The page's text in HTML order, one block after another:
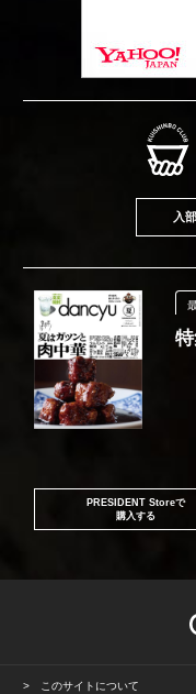
入
PRESIDENT Storeで
購入する
このサイトについて